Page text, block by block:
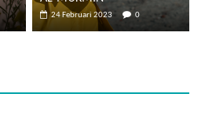
24 Februari 2023 0